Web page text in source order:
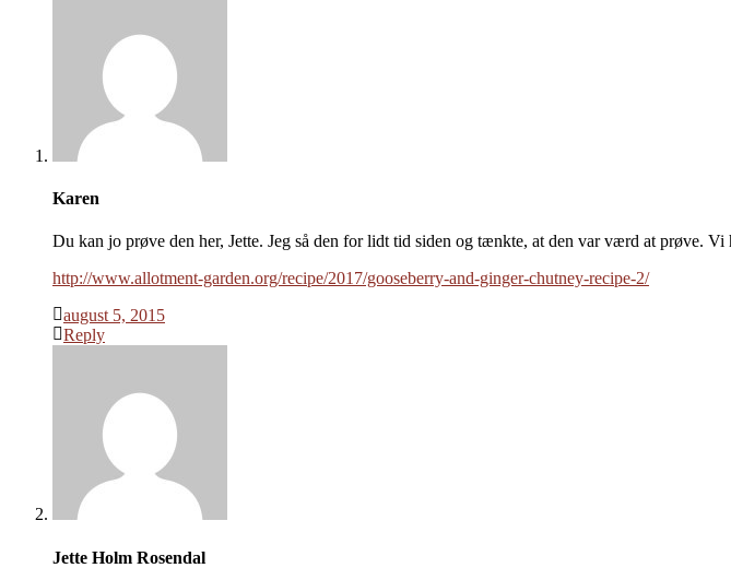
Karen
Du kan jo prøve den her, Jette. Jeg så den for lidt tid siden og tænkte, at den var værd at prøve. Vi
http://www.allotment-garden.org/recipe/2017/gooseberry-and-ginger-chutney-recipe-2/
august 5, 2015
Reply
Jette Holm Rosendal